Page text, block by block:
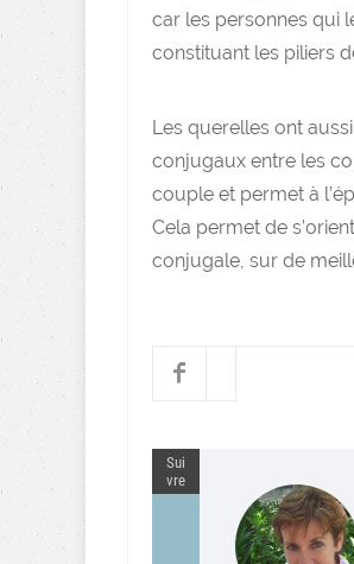
car les personnes qui
constituant les piliers
Les querelles ont
conjugaux entre les
couple et permet à
Cela permet de
conjugale, sur de
Sui
vre